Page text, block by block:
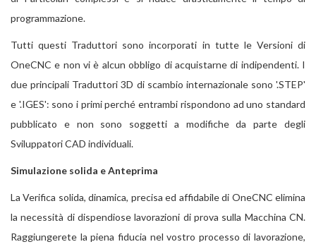
programmazione.
Tutti questi Traduttori sono incorporati in tutte le Versioni di
OneCNC e non vi è alcun obbligo di acquistarne di indipendenti. I
due principali Traduttori 3D di scambio internazionale sono '.STEP'
e '.IGES': sono i primi perché entrambi rispondono ad uno standard
pubblicato e non sono soggetti a modifiche da parte degli
Sviluppatori CAD individuali.
Simulazione solida e Anteprima
La Verifica solida, dinamica, precisa ed affidabile di OneCNC elimina
la necessità di dispendiose lavorazioni di prova sulla Macchina CN.
Raggiungerete la piena fiducia nel vostro processo di lavorazione,